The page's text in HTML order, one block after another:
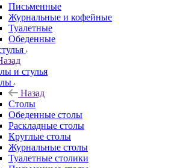
Письменные
Журнальные и кофейные
Туалетные
Обеденные
и стулья
Назад
Столы
Обеденные столы
Раскладные столы
Круглые столы
Журнальные столы
Туалетные столики